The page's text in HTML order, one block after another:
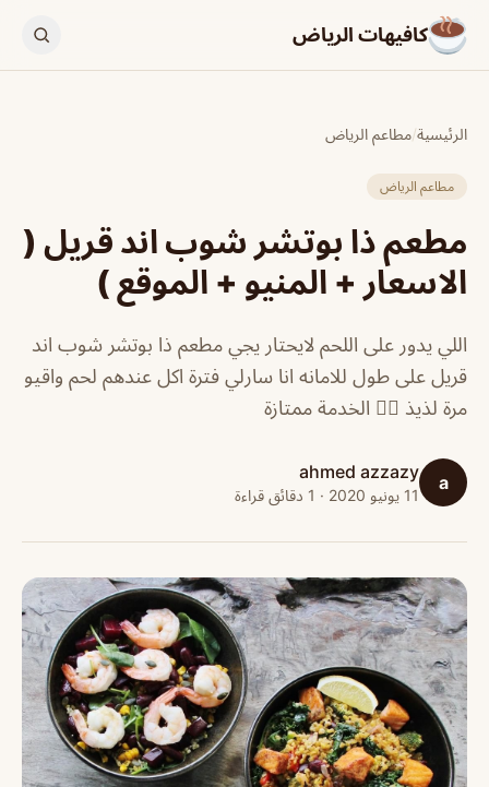
كافيهات الرياض
الرئيسية/مطاعم الرياض
مطاعم الرياض
مطعم ذا بوتشر شوب اند قريل (
الاسعار + المنيو + الموقع )
اللي يدور على اللحم لايحتار يجي مطعم ذا بوتشر شوب اند
قريل على طول للامانه انا سارلي فترة اكل عندهم لحم واقيو
مرة لذيذ 👌🏼 الخدمة ممتازة
a
ahmed azzazy
11 يونيو 2020 · 1 دقائق قراءة